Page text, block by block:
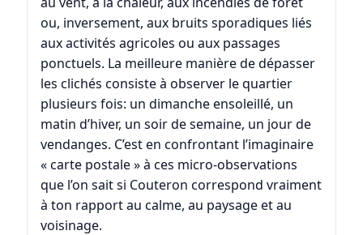
ou, inversement, aux bruits sporadiques liés
aux activités agricoles ou aux passages
ponctuels. La meilleure manière de dépasser
les clichés consiste à observer le quartier
plusieurs fois: un dimanche ensoleillé, un
matin d’hiver, un soir de semaine, un jour de
vendanges. C’est en confrontant l’imaginaire
« carte postale » à ces micro-observations
que l’on sait si Couteron correspond vraiment
à ton rapport au calme, au paysage et au
voisinage.